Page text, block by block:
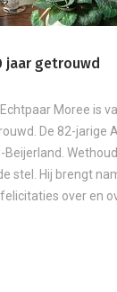
jaar getrouwd
Echtpaar Moree is
De 82-jarige
Beijerland.
stel. Hij brengt
over en